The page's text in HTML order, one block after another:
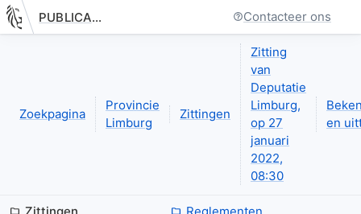
Nieuwe pagina: PUBLICATIE.GELINKT-NOTULEREN.VLAANDEREN.BE Contacteer ons
Zoekpagina
Provincie
Limburg
Zittingen
Zitting
van
Deputatie
Limburg,
op 27
januari
2022,
08:30
en